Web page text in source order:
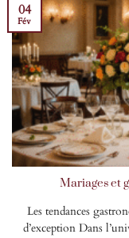
Mariages et
Les tendances
d’exception Dans
04
Fév